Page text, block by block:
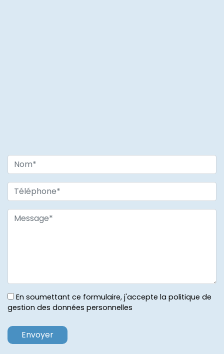
En soumettant ce formulaire, j'accepte la politique de
gestion des données personnelles